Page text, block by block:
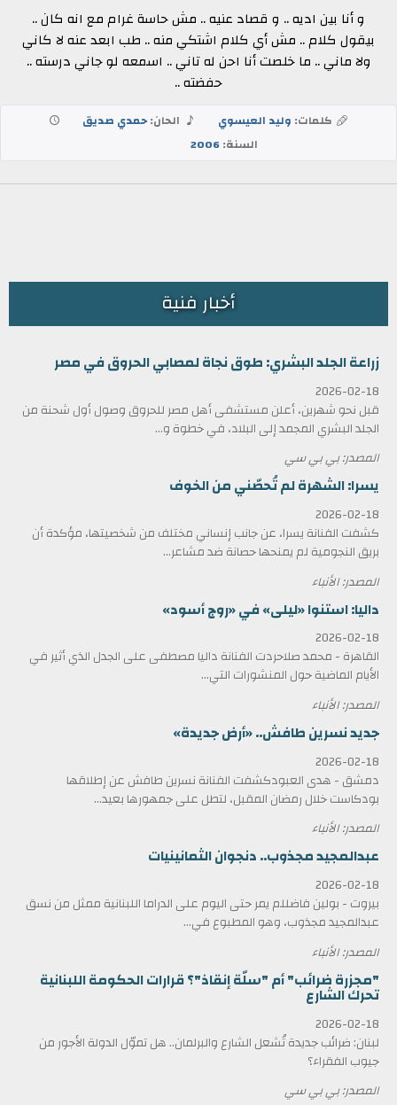
و أنا بين اديه .. و قصاد عنيه .. مش حاسة غرام مع انه كان ..
بيقول كلام .. مش أي كلام اشتكي منه .. طب ابعد عنه لا كاني
ولا ماني .. ما خلصت أنا احن له تاني .. اسمعه لو جاني درسته ..
حفضته ..
كلمات: وليد العيسوي الحان:حمدي صديق
السنة:2006
أخبار فنية
زراعة الجلد البشري: طوق نجاة لمصابي الحروق في مصر
2026-02-18
قبل نحو شهرين، أعلن مستشفى أهل مصر للحروق وصول أول شحنة من
الجلد البشري المجمد إلى البلاد، في خطوة و...
المصدر: بي بي سي
يسرا: الشهرة لم تُحصّني من الخوف
2026-02-18
كشفت الفنانة يسرا، عن جانب إنساني مختلف من شخصيتها، مؤكدة أن
بريق النجومية لم يمنحها حصانة ضد مشاعر...
المصدر: الأنباء
داليا: استنوا «ليلى» في «روج أسود»
2026-02-18
القاهرة - محمد صلاحردت الفنانة داليا مصطفى على الجدل الذي أثير في
الأيام الماضية حول المنشورات التي...
المصدر: الأنباء
جديد نسرين طافش.. «أرض جديدة»
2026-02-18
دمشق - هدى العبودكشفت الفنانة نسرين طافش عن إطلاقها
بودكاست خلال رمضان المقبل، لتطل على جمهورها بعيد...
المصدر: الأنباء
عبدالمجيد مجذوب.. دنجوان الثمانينيات
2026-02-18
بيروت - بولين فاضللم يمر حتى اليوم على الدراما اللبنانية ممثل من نسق
عبدالمجيد مجذوب، وهو المطبوع في...
المصدر: الأنباء
"مجزرة ضرائب" أم "سلّة إنقاذ"؟ قرارات الحكومة اللبنانية
تحرك الشارع
2026-02-18
لبنان: ضرائب جديدة تُشعل الشارع والبرلمان.. هل تموّل الدولة الأجور من
جيوب الفقراء؟
المصدر: بي بي سي